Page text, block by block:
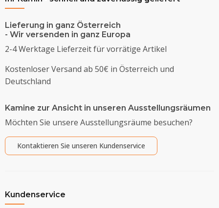
Lieferung in ganz Österreich
- Wir versenden in ganz Europa
2-4 Werktage Lieferzeit für vorrätige Artikel
Kostenloser Versand ab 50€ in Österreich und
Deutschland
Kamine zur Ansicht in unseren Ausstellungsräumen
Möchten Sie unsere Ausstellungsräume besuchen?
Kontaktieren Sie unseren Kundenservice
Kundenservice